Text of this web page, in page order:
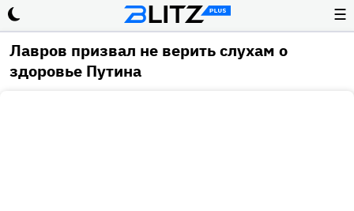
☰
Лавров призвал не верить слухам о
здоровье Путина